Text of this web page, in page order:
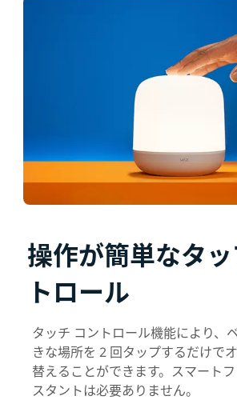
操作が簡単なタ
トロール
タッチ コントロール機能により、
きな場所を 2 回タップするだけで
替えることができます。スマート
スタントは必要ありません。